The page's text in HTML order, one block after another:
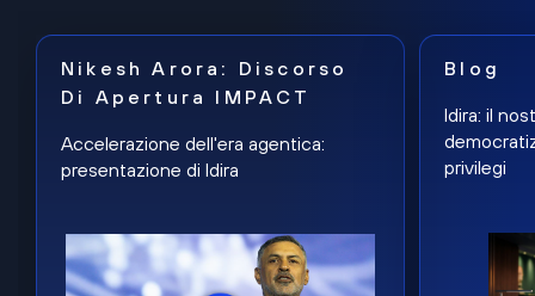
Nikesh Arora: Discorso
Di Apertura IMPACT
Accelerazione dell'era agentica:
presentazione di Idira
Blog
Idira: il
privilegi